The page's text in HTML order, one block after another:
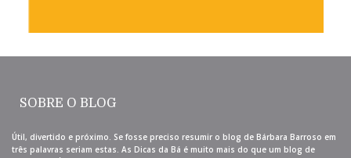
SOBRE O BLOG
Útil, divertido e próximo. Se fosse preciso resumir o blog de Bárbara Barroso em
três palavras seriam estas. As Dicas da Bá é muito mais do que um blog de